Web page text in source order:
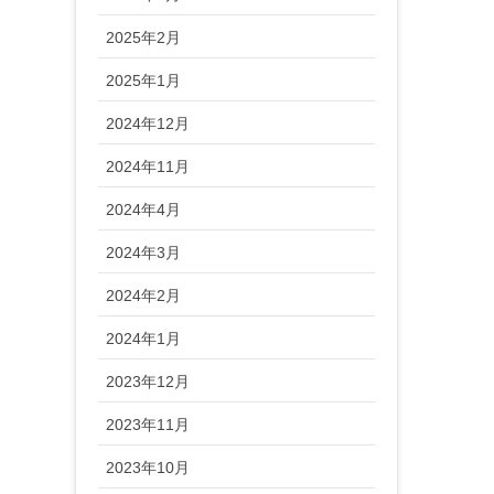
2025年2月
2025年1月
2024年12月
2024年11月
2024年4月
2024年3月
2024年2月
2024年1月
2023年12月
2023年11月
2023年10月